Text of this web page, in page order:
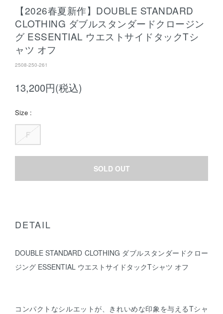
【2026春夏新作】DOUBLE STANDARD
CLOTHING ダブルスタンダードクロージン
グ ESSENTIAL ウエストサイドタックTシ
ャツ オフ
2508-250-261
13,200円(税込)
Size :
F
SOLD OUT
DETAIL
DOUBLE STANDARD CLOTHING ダブルスタンダードクロー
ジング ESSENTIAL ウエストサイドタックTシャツ オフ
コンパクトなシルエットが、きれいめな印象を与えるTシャ